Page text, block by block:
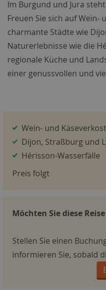
Im Burgund und Jura
Freuen Sie sich auf Wein-
charmante Städte wie
Naturerlebnisse wie die
regionale Küche und
einer genussvollen und
Wein- und
Dijon, Straßburg und
Hérisson-Wasserfälle
Preis folgt
Möchten Sie diese
Stellen Sie einen
informieren Sie, sobald